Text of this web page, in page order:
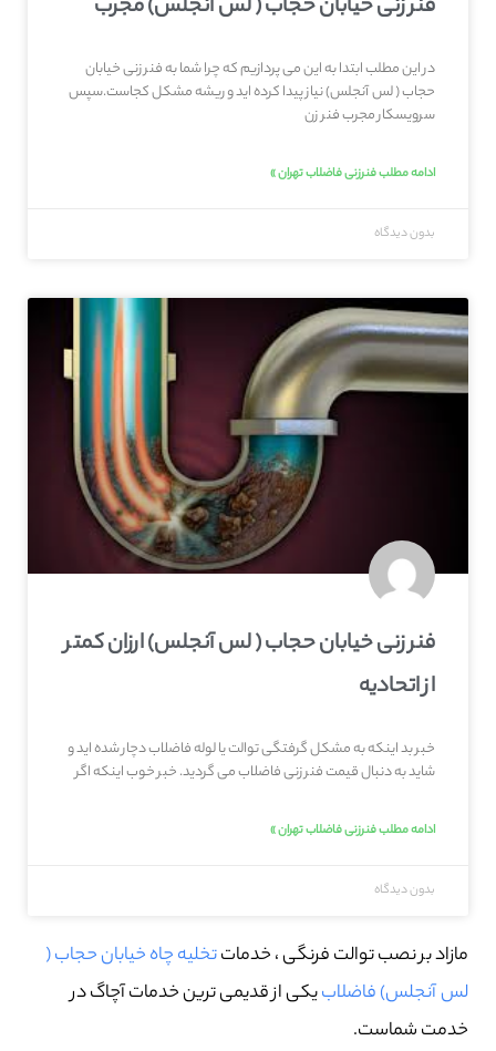
فنر زنی خیابان حجاب ( لس آنجلس) مجرب
در این مطلب ابتدا به این می پردازیم که چرا شما به فنر زنی خیابان
حجاب ( لس آنجلس) نیاز پیدا کرده اید و ریشه مشکل کجاست.سپس
سرویسکار مجرب فنر زن
ادامه مطلب فنرزنی فاضلاب تهران »
بدون دیدگاه
فنر زنی خیابان حجاب ( لس آنجلس) ارزان کمتر
از اتحادیه
خبر بد اینکه به مشکل گرفتگی توالت یا لوله فاضلاب دچار شده اید و
شاید به دنبال قیمت فنر زنی فاضلاب می گردید. خبر خوب اینکه اگر
ادامه مطلب فنرزنی فاضلاب تهران »
بدون دیدگاه
مازاد بر نصب توالت فرنگی ، خدماتتخلیه چاه خیابان حجاب (
لس آنجلس) فاضلابیکی از قدیمی ترین خدمات آچاگ در
خدمت شماست.